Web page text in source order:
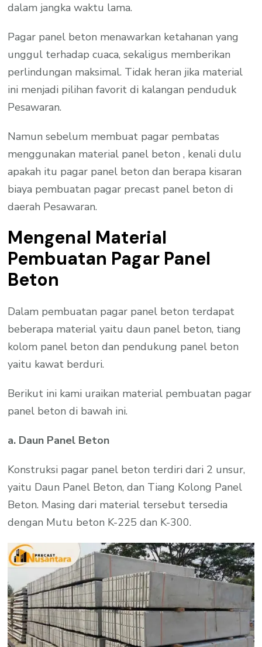
dalam jangka waktu lama.
Pagar panel beton menawarkan ketahanan yang
unggul terhadap cuaca, sekaligus memberikan
perlindungan maksimal. Tidak heran jika material
ini menjadi pilihan favorit di kalangan penduduk
Pesawaran.
Namun sebelum membuat pagar pembatas
menggunakan material panel beton , kenali dulu
apakah itu pagar panel beton dan berapa kisaran
biaya pembuatan pagar precast panel beton di
daerah Pesawaran.
Mengenal Material
Pembuatan Pagar Panel
Beton
Dalam pembuatan pagar panel beton terdapat
beberapa material yaitu daun panel beton, tiang
kolom panel beton dan pendukung panel beton
yaitu kawat berduri.
Berikut ini kami uraikan material pembuatan pagar
panel beton di bawah ini.
a. Daun Panel Beton
Konstruksi pagar panel beton terdiri dari 2 unsur,
yaitu Daun Panel Beton, dan Tiang Kolong Panel
Beton. Masing dari material tersebut tersedia
dengan Mutu beton K-225 dan K-300.